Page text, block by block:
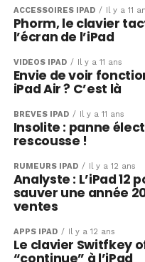
ACCESSOIRES IPAD Il y a 11
Phorm, le clavier
l’écran de l’iPad
VIDÉOS IPAD Il y a 11 ans
Envie de voir
iPad Air ? C’est là
BRÈVES IPAD Il y a 11 ans
Insolite : panne
rescousse !
RUMEURS IPAD Il y a 12 ans
Analyste : L’iPad 12
sauver une année
ventes
APPS IPAD Il y a 12 ans
Le clavier Switfkey
“continue” à l’iPad